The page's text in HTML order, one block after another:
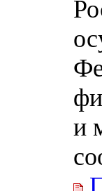
и